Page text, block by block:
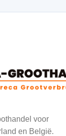
voor
en België.